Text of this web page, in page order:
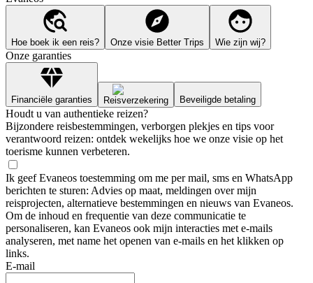
Hoe boek ik een reis? Onze visie Better Trips Wie zijn wij?
Onze garanties
Financiële garanties Reisverzekering Beveiligde betaling
Houdt u van authentieke reizen?
Bijzondere reisbestemmingen, verborgen plekjes en tips voor
verantwoord reizen: ontdek wekelijks hoe we onze visie op het
toerisme kunnen verbeteren.
Ik geef Evaneos toestemming om me per mail, sms en WhatsApp
berichten te sturen: Advies op maat, meldingen over mijn
reisprojecten, alternatieve bestemmingen en nieuws van Evaneos.
Om de inhoud en frequentie van deze communicatie te
personaliseren, kan Evaneos ook mijn interacties met e-mails
analyseren, met name het openen van e-mails en het klikken op
links.
E-mail